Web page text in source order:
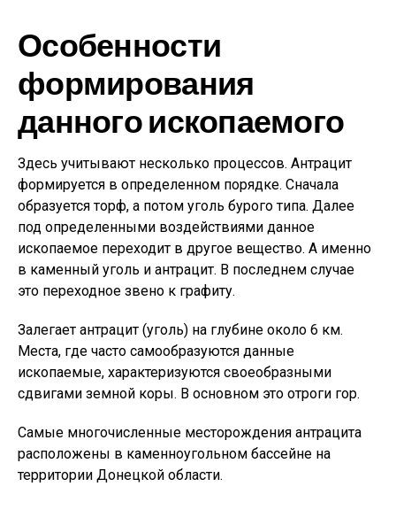
Особенности
формирования
данного ископаемого
Здесь учитывают несколько процессов. Антрацит
формируется в определенном порядке. Сначала
образуется торф, а потом уголь бурого типа. Далее
под определенными воздействиями данное
ископаемое переходит в другое вещество. А именно
в каменный уголь и антрацит. В последнем случае
это переходное звено к графиту.
Залегает антрацит (уголь) на глубине около 6 км.
Места, где часто самообразуются данные
ископаемые, характеризуются своеобразными
сдвигами земной коры. В основном это отроги гор.
Самые многочисленные месторождения антрацита
расположены в каменноугольном бассейне на
территории Донецкой области.